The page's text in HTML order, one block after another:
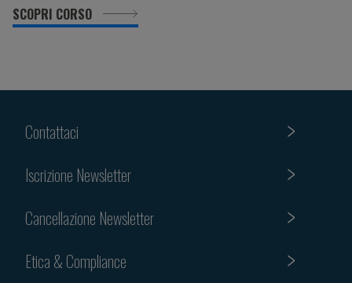
SCOPRI CORSO
Contattaci
Iscrizione Newsletter
Cancellazione Newsletter
Etica & Compliance